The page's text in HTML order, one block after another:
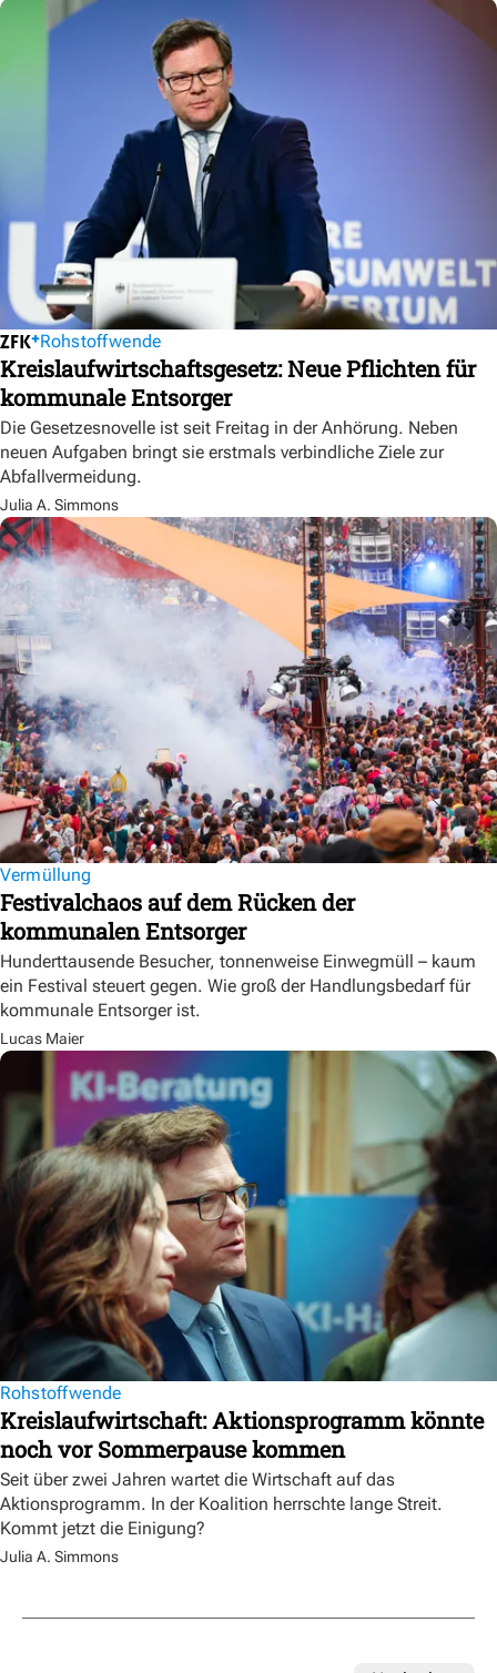
Rohstoffwende
Kreislaufwirtschaftsgesetz: Neue Pflichten für
kommunale Entsorger
Die Gesetzesnovelle ist seit Freitag in der Anhörung. Neben
neuen Aufgaben bringt sie erstmals verbindliche Ziele zur
Abfallvermeidung.
Julia A. Simmons
Vermüllung
Festivalchaos auf dem Rücken der
kommunalen Entsorger
Hunderttausende Besucher, tonnenweise Einwegmüll – kaum
ein Festival steuert gegen. Wie groß der Handlungsbedarf für
kommunale Entsorger ist.
Lucas Maier
Rohstoffwende
Kreislaufwirtschaft: Aktionsprogramm könnte
noch vor Sommerpause kommen
Seit über zwei Jahren wartet die Wirtschaft auf das
Aktionsprogramm. In der Koalition herrschte lange Streit.
Kommt jetzt die Einigung?
Julia A. Simmons